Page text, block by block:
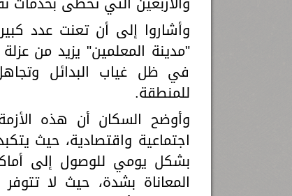
وأشاروا إلى أن تعنت عدد
"مدينة المعلمين" يزيد من
في ظل غياب البدائل
للمنطقة.
وأوضح السكان أن هذه
اجتماعية واقتصادية، حيث
بشكل يومي للوصول إلى
المعاناة بشدة، حيث لا